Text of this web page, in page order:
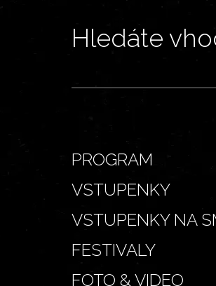
Hledáte
PROGRAM
VSTUPENKY
VSTUPENKY NA
FESTIVALY
FOTO & VIDEO